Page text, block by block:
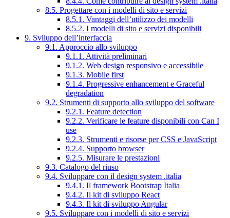
8.5. Progettare con i modelli di sito e servizi
8.5.1. Vantaggi dell’utilizzo dei modelli
8.5.2. I modelli di sito e servizi disponibili
9. Sviluppo dell’interfaccia
9.1. Approccio allo sviluppo
9.1.1. Attività preliminari
9.1.2. Web design responsivo e accessibile
9.1.3. Mobile first
9.1.4. Progressive enhancement e Graceful
degradation
9.2. Strumenti di supporto allo sviluppo del software
9.2.1. Feature detection
9.2.2. Verificare le feature disponibili con Can I
use
9.2.3. Strumenti e risorse per CSS e JavaScript
9.2.4. Supporto browser
9.2.5. Misurare le prestazioni
9.3. Catalogo del riuso
9.4. Sviluppare con il design system .italia
9.4.1. Il framework Bootstrap Italia
9.4.2. Il kit di sviluppo React
9.4.3. Il kit di sviluppo Angular
9.5. Sviluppare con i modelli di sito e servizi